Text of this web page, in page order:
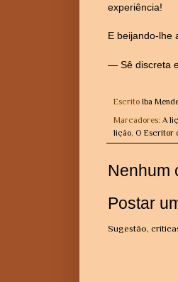
experiência!
E beijando-lhe
— Sê discreta
Escrito Iba
Marcadores: A
lição, O Escritor
Nenhum
Postar
Sugestão,